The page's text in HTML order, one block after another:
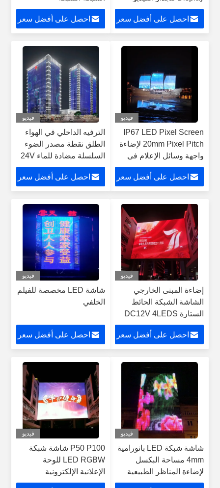
الساعة الرقمية
احصل على أفضل سعر
احصل على أفضل سعر
فيديو
IP67 LED Pixel Screen
20mm Pixel Pitch لإضاءة
واجهة وسائل الإعلام في
المناطق الكبيرة
احصل على أفضل سعر
فيديو
الترفيه الداخلي في الهواء
الطلق نقطة مصدر الضوء
السلسلة مضادة للماء 24V
100pcs / السلسلة
احصل على أفضل سعر
فيديو
إضاءة المبنى الخارجي
الشاشة الشبكة الحائط
الستارة DC12V 4LEDS
احصل على أفضل سعر
فيديو
شاشة LED مخصصة للفيلم
الخلفي
احصل على أفضل سعر
فيديو
شاشة شبكة LED بانورامية
4mm مساحة البكسل
لإضاءة المناظر الطبيعية
المعمارية
فيديو
P50 P100 شاشة شبكة
LED RGBW للوحة
الإعلانية الإلكترونية